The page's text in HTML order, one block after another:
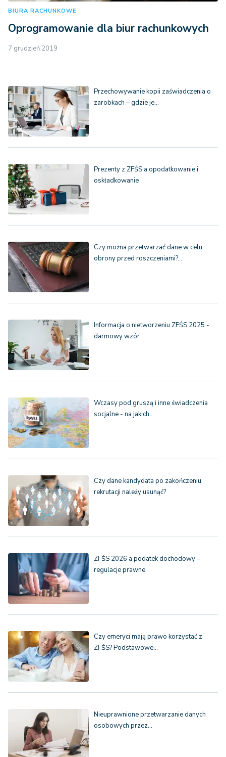
BIURA RACHUNKOWE
Oprogramowanie dla biur rachunkowych
7 grudzień 2019
Przechowywanie kopii zaświadczenia o
zarobkach – gdzie je…
Prezenty z ZFŚS a opodatkowanie i
oskładkowanie
Czy można przetwarzać dane w celu
obrony przed roszczeniami?…
Informacja o nietworzeniu ZFŚS 2025 -
darmowy wzór
Wczasy pod gruszą i inne świadczenia
socjalne - na jakich…
Czy dane kandydata po zakończeniu
rekrutacji należy usunąć?
ZFŚS 2026 a podatek dochodowy –
regulacje prawne
Czy emeryci mają prawo korzystać z
ZFŚS? Podstawowe…
Nieuprawnione przetwarzanie danych
osobowych przez…